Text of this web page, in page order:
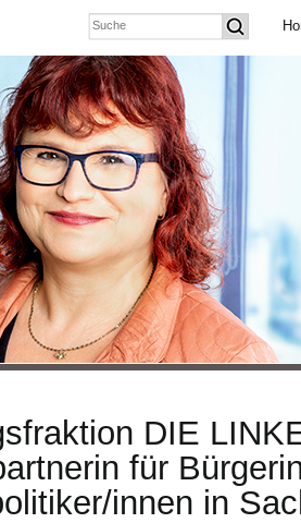
DIE
für
innen in